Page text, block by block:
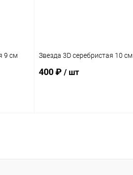
9 см Звезда 3D серебристая 10 см
400 ₽ / шт